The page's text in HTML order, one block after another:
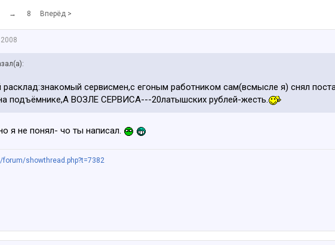
→ 8 Вперёд >
расклад:знакомый сервисмен,с егоным работником сам(всмысле я) снял
подъёмнике,А ВОЗЛЕ СЕРВИСА---20латышских рублей-жесть.
я не понял- чо ты написал.
forum/showthread.php?t=7382